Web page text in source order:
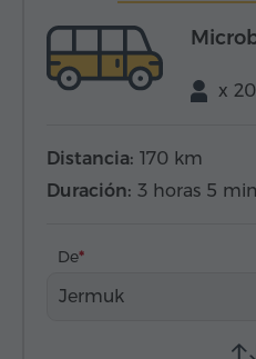
x 20
Distancia: 170 km
Duración: 3 horas 5
De
Jermuk